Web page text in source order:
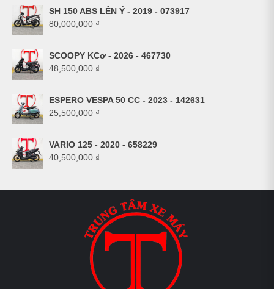
SH 150 ABS LÊN Ý - 2019 - 073917
80,000,000 ₫
SCOOPY KCơ - 2026 - 467730
48,500,000 ₫
ESPERO VESPA 50 CC - 2023 - 142631
25,500,000 ₫
VARIO 125 - 2020 - 658229
40,500,000 ₫